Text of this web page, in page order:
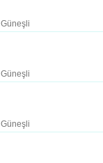
Güneşli
Güneşli
Güneşli